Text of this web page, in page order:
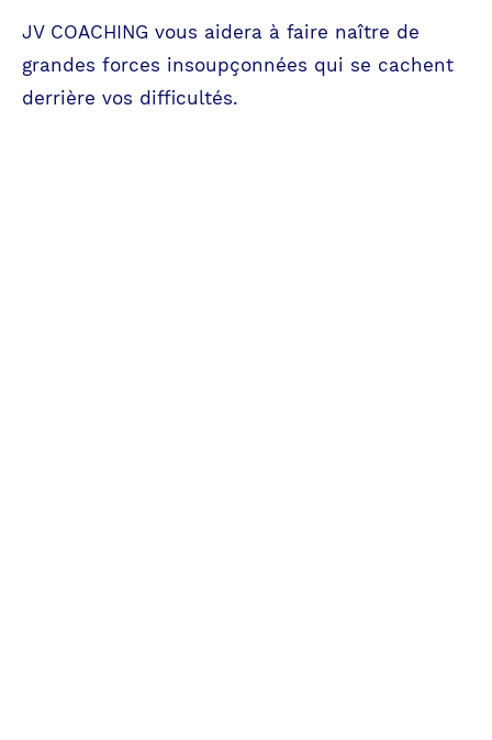
JV COACHING vous aidera à faire naître de
grandes forces insoupçonnées qui se cachent
derrière vos difficultés.